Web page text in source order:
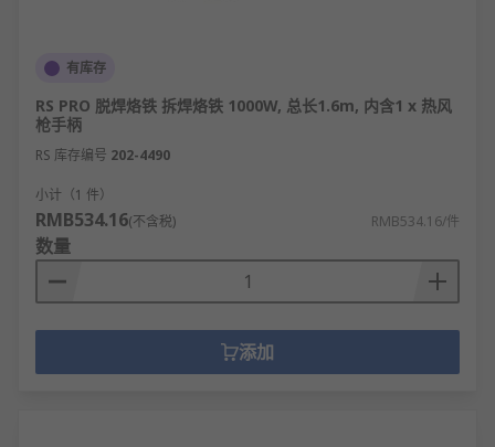
有库存
RS PRO 脱焊烙铁 拆焊烙铁 1000W, 总长1.6m, 内含1 x 热风
枪手柄
RS 库存编号 202-4490
小计（1 件）
RMB534.16(不含税) RMB534.16/件
数量
添加